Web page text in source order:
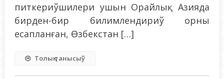
питкериўшилери ушын Орайлық Азияда
бирден-бир билимлендириў орны
есапланған, Өзбекстан […]
Толық танысыў